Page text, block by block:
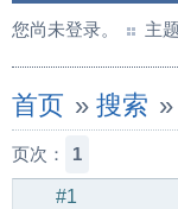
您尚未登录。 主
首页 » 搜索 »
页次： 1
#1